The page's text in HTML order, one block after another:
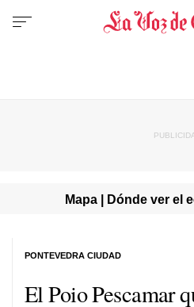
Mapa | Dónde ver el
El Poio Pescamar
PONTEVEDRA CIUDAD